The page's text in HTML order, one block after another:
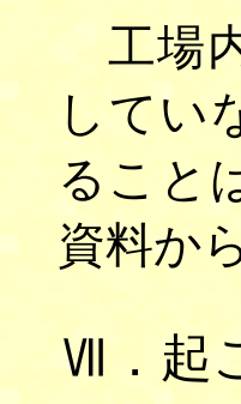
工場
してい
ること
資料か
Ⅶ．起